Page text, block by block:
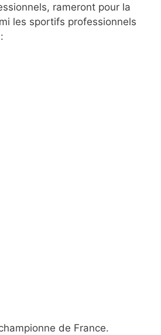
rameront pour la
les sportifs professionnels
de France.